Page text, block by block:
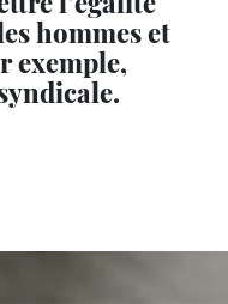
hommes et
exemple,